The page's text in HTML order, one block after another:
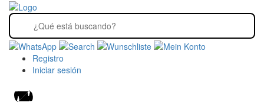
Registro
Iniciar sesión